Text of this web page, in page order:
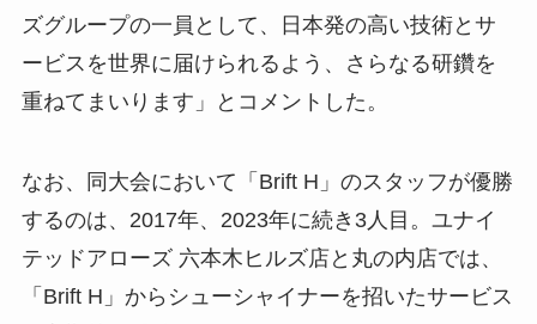
ズグループの一員として、日本発の高い技術とサ
ービスを世界に届けられるよう、さらなる研鑽を
重ねてまいります」とコメントした。
なお、同大会において「Brift H」のスタッフが優勝
するのは、2017年、2023年に続き3人目。ユナイ
テッドアローズ 六本木ヒルズ店と丸の内店では、
「Brift H」からシューシャイナーを招いたサービス